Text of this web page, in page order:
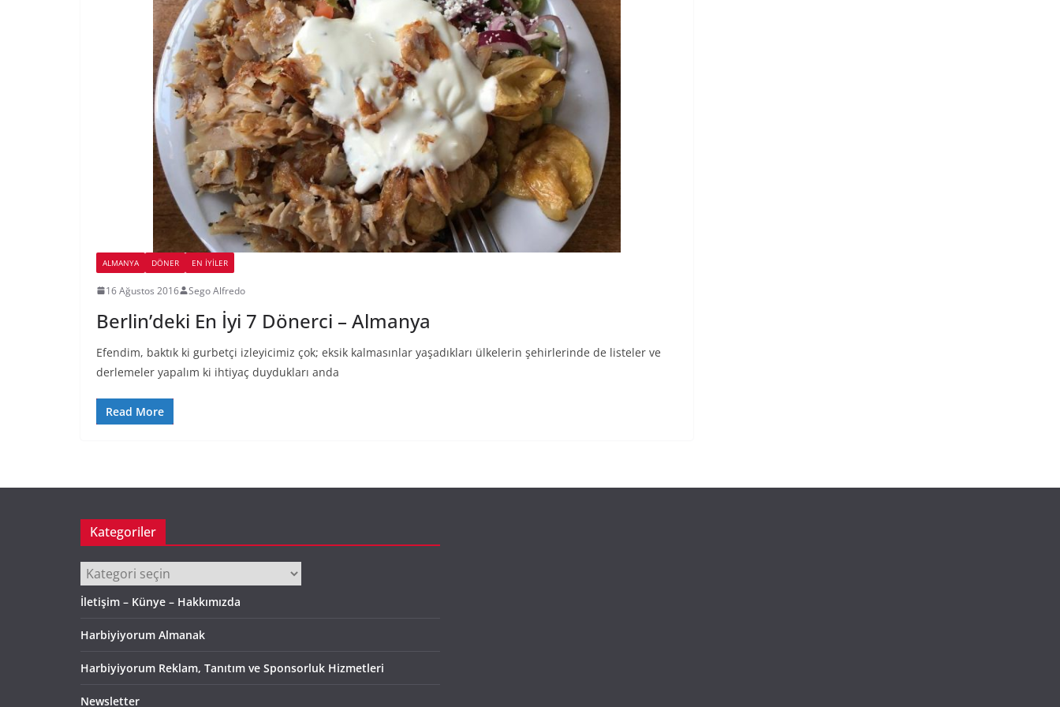
ALMANYA DÖNER EN İYILER
16 Ağustos 2016 Sego Alfredo
Berlin’deki En İyi 7 Dönerci – Almanya
Efendim, baktık ki gurbetçi izleyicimiz çok; eksik kalmasınlar yaşadıkları ülkelerin şehirlerinde de listeler ve
derlemeler yapalım ki ihtiyaç duydukları anda
Read More
Kategoriler
Kategoriler
İletişim – Künye – Hakkımızda
Harbiyiyorum Almanak
Harbiyiyorum Reklam, Tanıtım ve Sponsorluk Hizmetleri
Newsletter